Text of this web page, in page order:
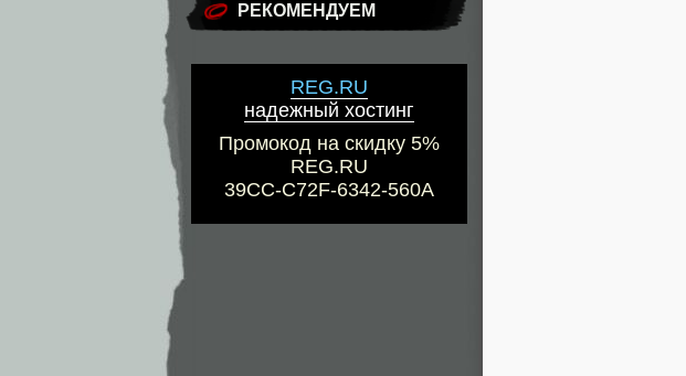
РЕКОМЕНДУЕМ
REG.RU
надежный хостинг
Промокод на скидку 5%
REG.RU
39CC-C72F-6342-560A